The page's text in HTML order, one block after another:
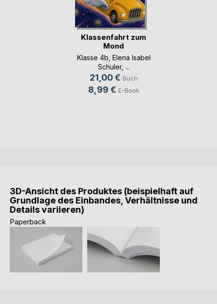
Klassenfahrt zum
Mond
Klasse 4b Elena Isabel
Schuler, ...
21,00 € Buch
8,99 € E-Book
3D-Ansicht des Produktes (beispielhaft auf
Grundlage des Einbandes, Verhältnisse und
Details variieren)
Paperback